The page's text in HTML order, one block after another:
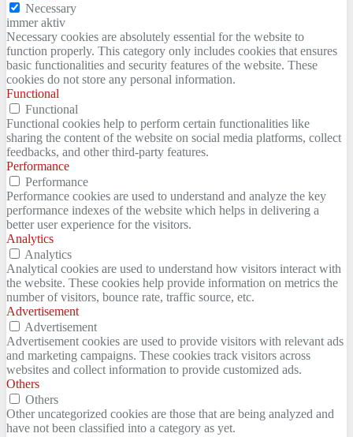
Necessary
immer aktiv
Necessary cookies are absolutely essential for the website to
function properly. This category only includes cookies that ensures
basic functionalities and security features of the website. These
cookies do not store any personal information.
Functional
Functional
Functional cookies help to perform certain functionalities like
sharing the content of the website on social media platforms, collect
feedbacks, and other third-party features.
Performance
Performance
Performance cookies are used to understand and analyze the key
performance indexes of the website which helps in delivering a
better user experience for the visitors.
Analytics
Analytics
Analytical cookies are used to understand how visitors interact with
the website. These cookies help provide information on metrics the
number of visitors, bounce rate, traffic source, etc.
Advertisement
Advertisement
Advertisement cookies are used to provide visitors with relevant ads
and marketing campaigns. These cookies track visitors across
websites and collect information to provide customized ads.
Others
Others
Other uncategorized cookies are those that are being analyzed and
have not been classified into a category as yet.